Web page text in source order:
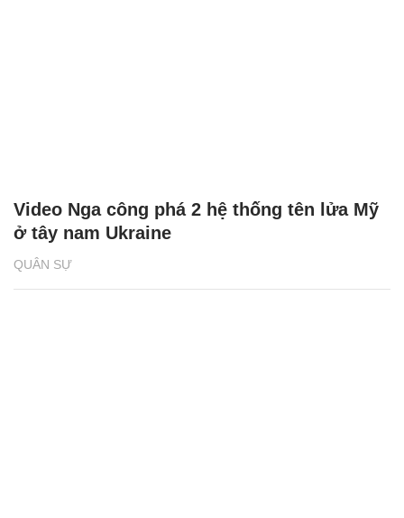
QUÂN SỰ
Video Nga công phá 2 hệ thống tên lửa Mỹ
ở tây nam Ukraine